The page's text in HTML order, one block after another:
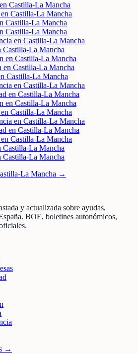
Castilla-La Mancha
Castilla-La Mancha
Castilla-La Mancha
Castilla-La Mancha
en Castilla-La Mancha
Castilla-La Mancha
en Castilla-La Mancha
en Castilla-La Mancha
Castilla-La Mancha
en Castilla-La Mancha
en Castilla-La Mancha
en Castilla-La Mancha
Castilla-La Mancha
en Castilla-La Mancha
en Castilla-La Mancha
Castilla-La Mancha
Castilla-La Mancha
Castilla-La Mancha
La Mancha →
y actualizada sobre ayudas,
BOE, boletines autonómicos,
→